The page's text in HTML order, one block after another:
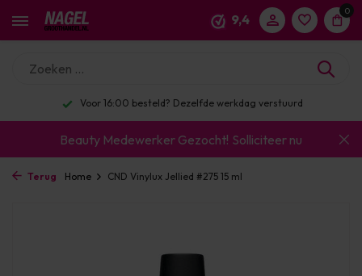
9,4
0
Voor 16:00 besteld? Dezelfde werkdag verstuurd
Beauty Medewerker Gezocht! Solliciteer nu
Terug Home CND Vinylux Jellied #275 15 ml